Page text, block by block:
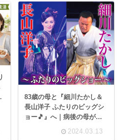
83歳の母と『細川たかし＆
長山洋子 ふたりのビッグシ
ョー🎵』へ｜病後の母が涙
2024.03.13